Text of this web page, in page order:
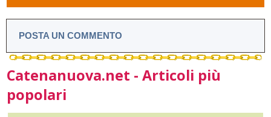
POSTA UN COMMENTO
Catenanuova.net - Articoli più
popolari